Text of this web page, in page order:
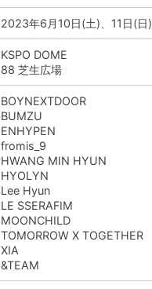
2023年6月10日(土)、11日(日)
KSPO DOME
88 芝生広場
BOYNEXTDOOR
BUMZU
ENHYPEN
fromis_9
HWANG MIN HYUN
HYOLYN
Lee Hyun
LE SSERAFIM
MOONCHILD
TOMORROW X TOGETHER
XIA
&TEAM